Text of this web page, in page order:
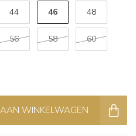
44 46 48
56 58 60
WINKELWAGEN